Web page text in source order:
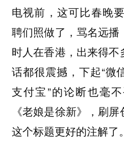
电视前，这可比春晚
聘们照做了，骂名远
时人在香港，出来得
话都很震撼，下起“微
支付宝”的论断也毫
《老娘是徐新》，刷
这个标题更好的注解了。